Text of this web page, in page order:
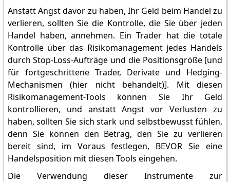
Anstatt Angst davor zu haben, Ihr Geld beim Handel zu
verlieren, sollten Sie die Kontrolle, die Sie über jeden
Handel haben, annehmen. Ein Trader hat die totale
Kontrolle über das Risikomanagement jedes Handels
durch Stop-Loss-Aufträge und die Positionsgröße [und
für fortgeschrittene Trader, Derivate und Hedging-
Mechanismen (hier nicht behandelt)]. Mit diesen
Risikomanagement-Tools können Sie Ihr Geld
kontrollieren, und anstatt Angst vor Verlusten zu
haben, sollten Sie sich stark und selbstbewusst fühlen,
denn Sie können den Betrag, den Sie zu verlieren
bereit sind, im Voraus festlegen, BEVOR Sie eine
Handelsposition mit diesen Tools eingehen.
Die Verwendung dieser Instrumente zur